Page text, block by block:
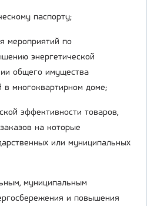
паспорту;
мероприятий по
энергетической
общего имущества
в многоквартирном доме;
эффективности товаров,
на которые
или муниципальных
муниципальным
и повышения